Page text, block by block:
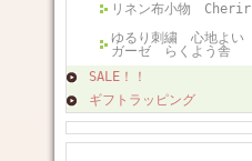
リネン布小物 Cherir
ゆるり刺繍 心地よい
ガーゼ らくよう舎
SALE！！
ギフトラッピング